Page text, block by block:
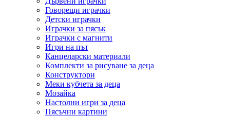
Говорещи играчки
Детски играчки
Играчки за пясък
Играчки с магнити
Игри на път
Канцеларски материали
Комплекти за рисуване за деца
Конструктори
Меки кубчета за деца
Мозайка
Настолни игри за деца
Пясъчни картини